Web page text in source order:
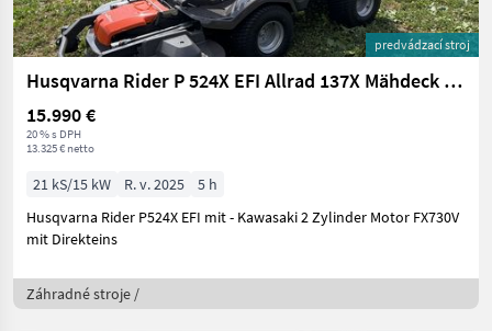
predvádzací stroj
Husqvarna Rider P 524X EFI Allrad 137X Mähdeck Vorführer
15.990 €
20 % s DPH
13.325 € netto
21 kS/15 kW R. v. 2025
5 h
Husqvarna Rider P524X EFI mit - Kawasaki 2 Zylinder Motor FX730V
mit Direkteins
Záhradné stroje /